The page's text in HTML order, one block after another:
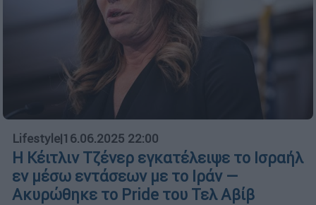
Lifestyle|16.06.2025 22:00
Η Κέιτλιν Τζένερ εγκατέλειψε το Ισραήλ
εν μέσω εντάσεων με το Ιράν —
Ακυρώθηκε το Pride του Τελ Αβίβ